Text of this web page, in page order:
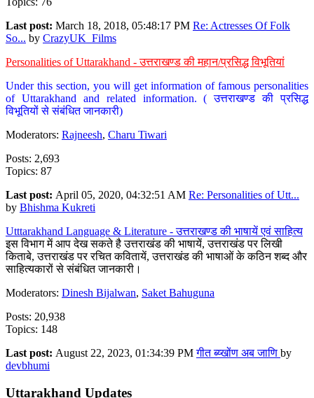
Last post: March 18, 2018, 05:48:17 PM Re: Actresses Of Folk
So... by CrazyUK_Films
Personalities of Uttarakhand - उत्तराखण्ड की महान/प्रसिद्ध विभूतियां
Under this section, you will get information of famous personalities
of Uttarakhand and related information. ( उत्तराखण्ड की प्रसिद्ध
विभूतियों से संबंधित जानकारी)
Moderators: Rajneesh, Charu Tiwari
Posts: 2,693
Topics: 87
Last post: April 05, 2020, 04:32:51 AM Re: Personalities of Utt...
by Bhishma Kukreti
Utttarakhand Language & Literature - उत्तराखण्ड की भाषायें एवं साहित्य
इस विभाग में आप देख सकते है उत्तराखंड की भाषायें, उत्तराखंड पर लिखी
किताबे, उत्तराखंड पर रचित कवितायें, उत्तराखंड की भाषाओं के कठिन शब्द और
साहित्यकारों से संबंधित जानकारी।
Moderators: Dinesh Bijalwan, Saket Bahuguna
Posts: 20,938
Topics: 148
Last post: August 22, 2023, 01:34:39 PMगीत ब्य्खोंण अब जाणि by
devbhumi
Uttarakhand Updates